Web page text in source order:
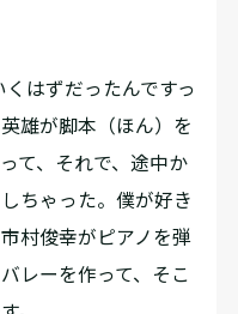
はずだったんですっ
雄が脚本（ほん）を
て、それで、途中か
ちゃった。僕が好き
村俊幸がピアノを弾
レーを作って、そこ